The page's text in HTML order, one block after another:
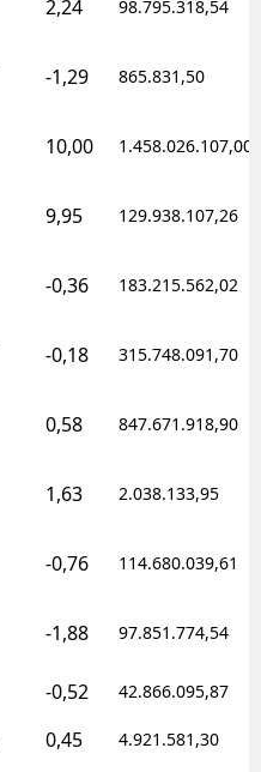
2,24 98.795.318,54
-1,29 865.831,50
10,00 1.458.026.107,00
9,95 129.938.107,26
-0,36 183.215.562,02
-0,18 315.748.091,70
0,58 847.671.918,90
1,63 2.038.133,95
-0,76 114.680.039,61
-1,88 97.851.774,54
-0,52 42.866.095,87
0,45 4.921.581,30